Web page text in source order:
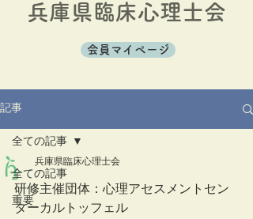
兵庫県臨床心理士会
会員マイページ
記事
全ての記事
重要
全ての記事
兵庫県臨床心理士会
研修主催団体：心理アセスメントセン
ターカルトッフェル